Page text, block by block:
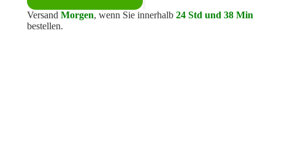
Versand Morgen, wenn Sie innerhalb 24 Std und 38 Min
bestellen.